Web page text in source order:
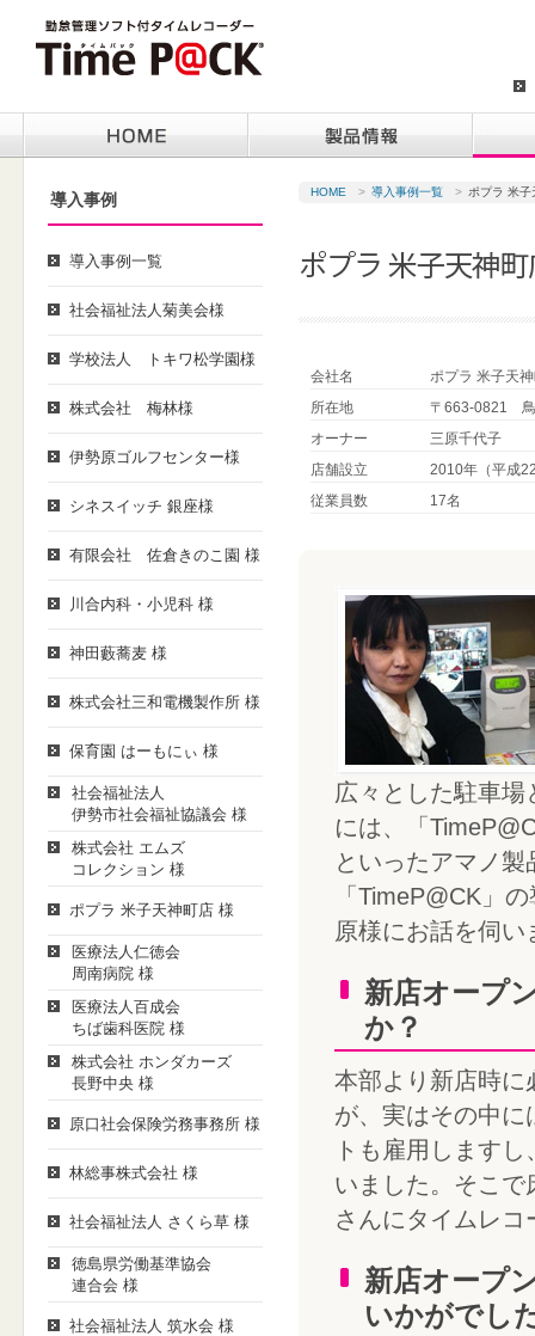
HOME > 導入事例一覧 > ポプラ 米
会社名
ポプラ 米子天
所在地
〒663-0821 鳥
オーナー
三原千代子
店舗設立
2010年（平成
従業員数
17名
広々とした駐車
には、「
といったアマノ
「TimeP@CK」
原様にお話を伺い
新店オープ
か？
本部より新店時に
が、実はその中
トも雇用します
いました。そこ
さんにタイムレ
新店オープ
いかがでし
導入事例
導入事例一覧
社会福祉法人菊美会様
学校法人 トキワ松学園様
株式会社 梅林様
伊勢原ゴルフセンター様
シネスイッチ 銀座様
有限会社 佐倉きのこ園 様
川合内科・小児科 様
神田藪蕎麦 様
株式会社三和電機製作所 様
保育園 はーもにぃ 様
社会福祉法人
伊勢市社会福祉協議会 様
株式会社 エムズ
コレクション 様
ポプラ 米子天神町店 様
医療法人仁徳会
周南病院 様
医療法人百成会
ちば歯科医院 様
株式会社 ホンダカーズ
長野中央 様
原口社会保険労務事務所 様
林総事株式会社 様
社会福祉法人 さくら草 様
徳島県労働基準協会
連合会 様
社会福祉法人 筑水会 様